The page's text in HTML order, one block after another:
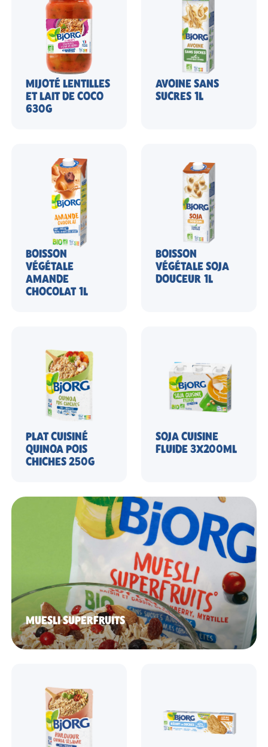
MIJOTÉ LENTILLES
ET LAIT DE COCO
630G
AVOINE SANS
SUCRES 1L
BOISSON
VÉGÉTALE
AMANDE
CHOCOLAT 1L
BOISSON
VÉGÉTALE SOJA
DOUCEUR 1L
PLAT CUISINÉ
QUINOA POIS
CHICHES 250G
SOJA CUISINE
FLUIDE 3X200ML
MUESLI SUPERFRUITS